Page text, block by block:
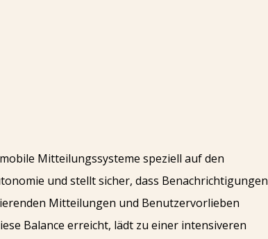
Mitteilungssysteme speziell auf den
und stellt sicher, dass Benachrichtigungen
Mitteilungen und Benutzervorlieben
Balance erreicht, lädt zu einer intensiveren